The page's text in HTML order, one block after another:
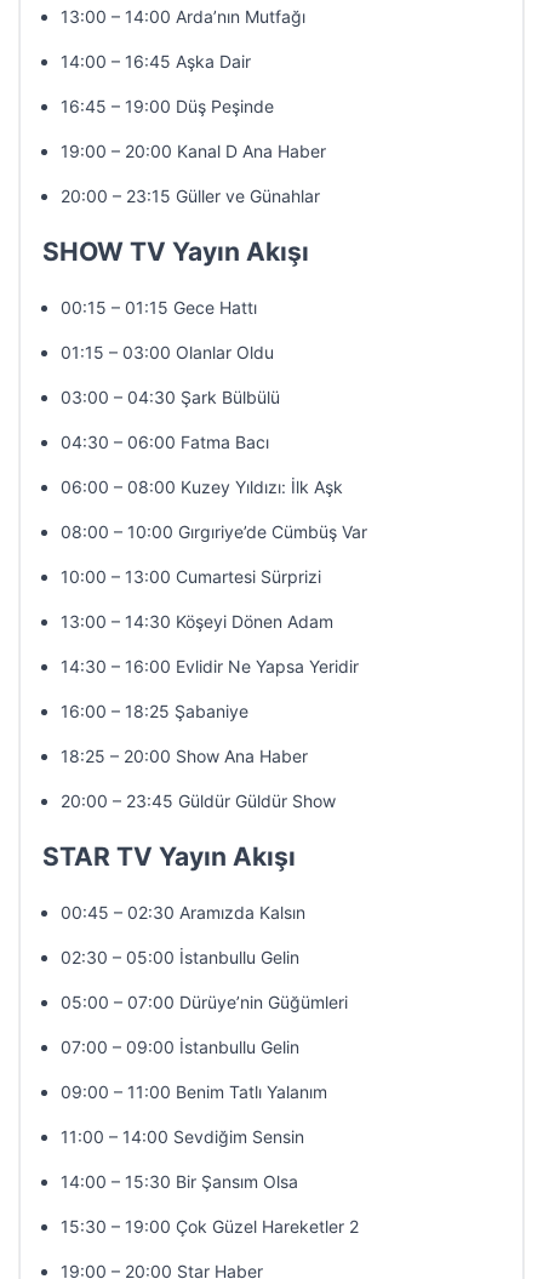
13:00 – 14:00 Arda’nın Mutfağı
14:00 – 16:45 Aşka Dair
16:45 – 19:00 Düş Peşinde
19:00 – 20:00 Kanal D Ana Haber
20:00 – 23:15 Güller ve Günahlar
SHOW TV Yayın Akışı
00:15 – 01:15 Gece Hattı
01:15 – 03:00 Olanlar Oldu
03:00 – 04:30 Şark Bülbülü
04:30 – 06:00 Fatma Bacı
06:00 – 08:00 Kuzey Yıldızı: İlk Aşk
08:00 – 10:00 Gırgıriye’de Cümbüş Var
10:00 – 13:00 Cumartesi Sürprizi
13:00 – 14:30 Köşeyi Dönen Adam
14:30 – 16:00 Evlidir Ne Yapsa Yeridir
16:00 – 18:25 Şabaniye
18:25 – 20:00 Show Ana Haber
20:00 – 23:45 Güldür Güldür Show
STAR TV Yayın Akışı
00:45 – 02:30 Aramızda Kalsın
02:30 – 05:00 İstanbullu Gelin
05:00 – 07:00 Dürüye’nin Güğümleri
07:00 – 09:00 İstanbullu Gelin
09:00 – 11:00 Benim Tatlı Yalanım
11:00 – 14:00 Sevdiğim Sensin
14:00 – 15:30 Bir Şansım Olsa
15:30 – 19:00 Çok Güzel Hareketler 2
19:00 – 20:00 Star Haber